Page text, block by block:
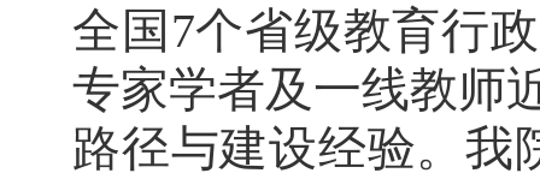
全国 7个省级教育行
专家学者及一线教师
路径与建设经验。我